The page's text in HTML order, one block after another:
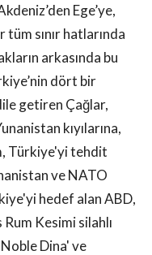
Ege’ye,
sınır hatlarında
arkasında bu
dört bir
getiren Çağlar,
kıyılarına,
Türkiye'yi tehdit
ve NATO
hedef alan ABD,
Kesimi silahlı
Dina' ve